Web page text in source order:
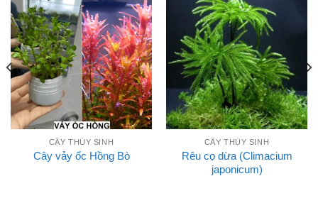
CÂY THỦY SINH
Cây vảy ốc Hồng Bò
CÂY THỦY SINH
Rêu cọ dừa (Climacium
japonicum)